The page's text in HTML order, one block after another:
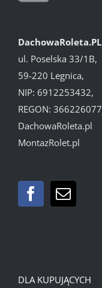
DachowaRoleta.PL
ul. Poselska 33/1B,
59-220 Legnica,
NIP: 6912253432,
REGON: 366226077
DachowaRoleta.pl
MontazRolet.pl
DLA KUPUJĄCYCH